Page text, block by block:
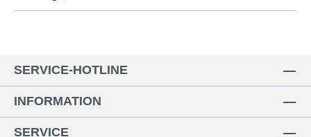
SERVICE-HOTLINE
INFORMATION
SERVICE